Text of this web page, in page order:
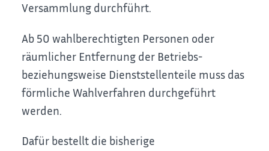
Versammlung durchführt.
Ab 50 wahlberechtigten Personen oder
räumlicher Entfernung der Betriebs-
beziehungsweise Dienststellenteile muss das
förmliche Wahlverfahren durchgeführt
werden.
Dafür bestellt die bisherige